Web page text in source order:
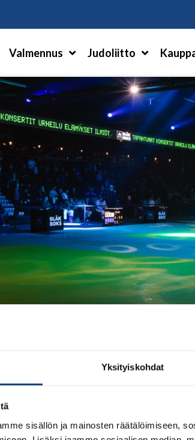
Yksityiskohdat
sisällön ja mainosten räätälöimiseen,
Valmennus Judoliitto
LEIRI